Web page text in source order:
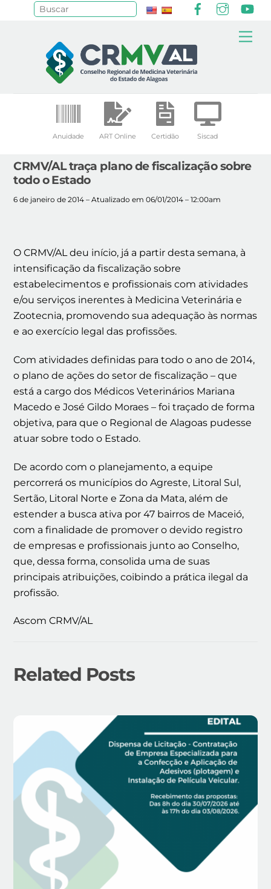
Anuidade ART Online Certidão Siscad
CRMV/AL traça plano de fiscalização sobre
todo o Estado
6 de janeiro de 2014 – Atualizado em 06/01/2014 – 12:00am
O CRMV/AL deu início, já a partir desta semana, à
intensificação da fiscalização sobre
estabelecimentos e profissionais com atividades
e/ou serviços inerentes à Medicina Veterinária e
Zootecnia, promovendo sua adequação às normas
e ao exercício legal das profissões.
Com atividades definidas para todo o ano de 2014,
o plano de ações do setor de fiscalização – que
está a cargo dos Médicos Veterinários Mariana
Macedo e José Gildo Moraes – foi traçado de forma
objetiva, para que o Regional de Alagoas pudesse
atuar sobre todo o Estado.
De acordo com o planejamento, a equipe
percorrerá os municípios do Agreste, Litoral Sul,
Sertão, Litoral Norte e Zona da Mata, além de
estender a busca ativa por 47 bairros de Maceió,
com a finalidade de promover o devido registro
de empresas e profissionais junto ao Conselho,
que, dessa forma, consolida uma de suas
principais atribuições, coibindo a prática ilegal da
profissão.
Ascom CRMV/AL
Related Posts